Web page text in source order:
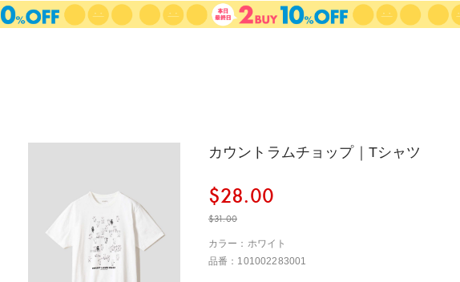
カウントラムチョップ｜Tシャツ
$‌28.00
$‌31.00
カラー：ホワイト
品番：101002283001